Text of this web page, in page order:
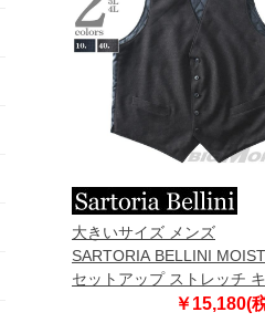
大きいサイズ メンズ
SARTORIA BELLINI
セットアップ ストレッチ キ
ティング 中綿 ベスト 滑ら
￥15,180(